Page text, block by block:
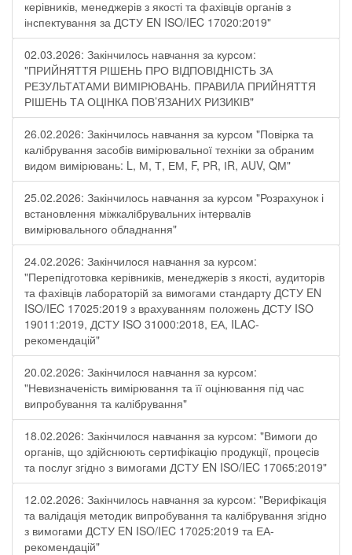
керівників, менеджерів з якості та фахівців органів з
інспектування за ДСТУ EN ISO/IEC 17020:2019"
02.03.2026: Закінчилось навчання за курсом:
"ПРИЙНЯТТЯ РІШЕНЬ ПРО ВІДПОВІДНІСТЬ ЗА
РЕЗУЛЬТАТАМИ ВИМІРЮВАНЬ. ПРАВИЛА ПРИЙНЯТТЯ
РІШЕНЬ ТА ОЦІНКА ПОВ’ЯЗАНИХ РИЗИКІВ"
26.02.2026: Закінчилось навчання за курсом "Повірка та
калібрування засобів вимірювальної техніки за обраним
видом вимірювань: L, М, Т, ЕМ, F, РR, ІR, АUV, QМ"
25.02.2026: Закінчилось навчання за курсом "Розрахунок і
встановлення міжкалібрувальних інтервалів
вимірювального обладнання"
24.02.2026: Закінчилося навчання за курсом:
"Перепідготовка керівників, менеджерів з якості, аудиторів
та фахівців лабораторій за вимогами стандарту ДСТУ EN
ISO/IEC 17025:2019 з врахуванням положень ДСТУ ISO
19011:2019, ДСТУ ISO 31000:2018, ЕА, ILAC-
рекомендацій"
20.02.2026: Закінчилося навчання за курсом:
"Невизначеність вимірювання та її оцінювання під час
випробування та калібрування"
18.02.2026: Закінчилося навчання за курсом: "Вимоги до
органів, що здійснюють сертифікацію продукції, процесів
та послуг згідно з вимогами ДСТУ EN ISO/IEC 17065:2019"
12.02.2026: Закінчилось навчання за курсом: "Верифікація
та валідація методик випробування та калібрування згідно
з вимогами ДСТУ EN ISO/IEC 17025:2019 та ЕА-
рекомендацій"